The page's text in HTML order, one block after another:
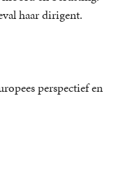
haar dirigent.
perspectief en